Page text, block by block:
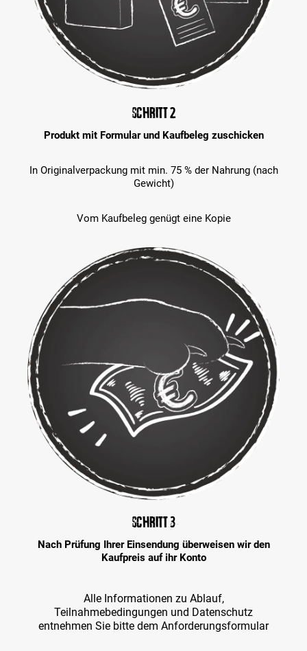
Schritt 2
Produkt mit Formular und Kaufbeleg zuschicken
In Originalverpackung mit min. 75 % der Nahrung (nach
Gewicht)
Vom Kaufbeleg genügt eine Kopie
Schritt 3
Nach Prüfung Ihrer Einsendung überweisen wir den
Kaufpreis auf ihr Konto
Alle Informationen zu Ablauf,
Teilnahmebedingungen und Datenschutz
entnehmen Sie bitte dem Anforderungsformular